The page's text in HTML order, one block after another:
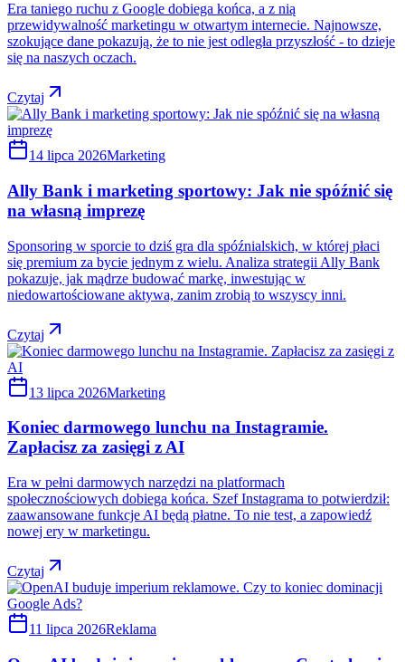
Era taniego ruchu z Google dobiega końca, a z nią
przewidywalność marketingu w otwartym internecie. Najnowsze,
szokujące dane pokazują, że to nie jest odległa przyszłość - to dzieje
się na naszych oczach.
Czytaj
14 lipca 2026Marketing
Ally Bank i marketing sportowy: Jak nie spóźnić się
na własną imprezę
Sponsoring w sporcie to dziś gra dla spóźnialskich, w której płaci
się premium za bycie jednym z wielu. Analiza strategii Ally Bank
pokazuje, jak mądrze budować markę, inwestując w
niedowartościowane aktywa, zanim zrobią to wszyscy inni.
Czytaj
13 lipca 2026Marketing
Koniec darmowego lunchu na Instagramie.
Zapłacisz za zasięgi z AI
Era w pełni darmowych narzędzi na platformach
społecznościowych dobiega końca. Szef Instagrama to potwierdził:
zaawansowane funkcje AI będą płatne. To nie test, a zapowiedź
nowej ery w marketingu.
Czytaj
11 lipca 2026Reklama